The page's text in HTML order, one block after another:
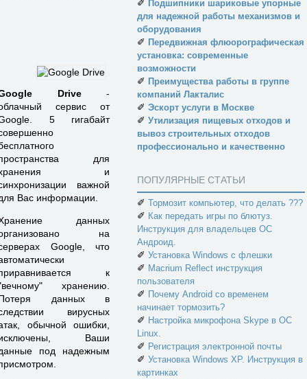
Drive-
сервис от
5 гигабайт
для
и
важной
Вас информации.
данных
на
Google, что
к
хранению.
данных в
вирусных
обычной ошибки,
Ваши
под надежным
✐ Подшипники шариковые упорные
для надежной работы механизмов и
оборудования
✐ Передвижная флюорографическая
установка: современные
возможности
✐ Преимущества работы в группе
компаний Лакталис
✐ Эскорт услуги в Москве
✐ Утилизация пищевых отходов и
вывоз строительных отходов
профессионально и качественно
ПОПУЛЯРНЫЕ СТАТЬИ
✐ Тормозит компьютер, что делать ???
✐ Как передать игры по блютуз.
Инструкция для владельцев ОС
Андроид.
✐ Установка Windows с флешки
✐ Macrium Reflect инструкция
пользователя
✐ Почему Android со временем
начинает тормозить?
✐ Настройка микрофона Skype в ОС
Linux.
✐ Регистрация электронной почты
✐ Установка Windows XP. Инструкция в
картинках